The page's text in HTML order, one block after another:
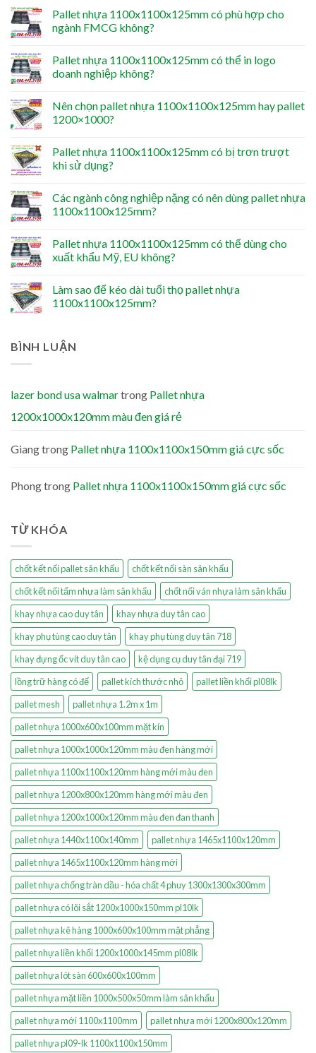
Pallet nhựa 1100x1100x125mm có phù hợp cho
ngành FMCG không?
Pallet nhựa 1100x1100x125mm có thể in logo
doanh nghiệp không?
Nên chọn pallet nhựa 1100x1100x125mm hay pallet
1200×1000?
Pallet nhựa 1100x1100x125mm có bị trơn trượt
khi sử dụng?
Các ngành công nghiệp nặng có nên dùng pallet nhựa
1100x1100x125mm?
Pallet nhựa 1100x1100x125mm có thể dùng cho
xuất khẩu Mỹ, EU không?
Làm sao để kéo dài tuổi thọ pallet nhựa
1100x1100x125mm?
BÌNH LUẬN
lazer bond usa walmartrong Pallet nhựa
1200x1000x120mm màu đen giá rẻ
Giangtrong Pallet nhựa 1100x1100x150mm giá cực sốc
Phongtrong Pallet nhựa 1100x1100x150mm giá cực sốc
TỪ KHÓA
chốt kết nối pallet sân khấu
chốt kết nối sàn sân khấu
chốt kết nối tấm nhựa làm sân khấu
chốt nối ván nhựa làm sân khấu
khay nhựa cao duy tân
khay nhựa duy tân cao
khay phụ tùng cao duy tân
khay phụ tùng duy tân 718
khay đựng ốc vít duy tân cao
kệ dụng cụ duy tân đại 719
lồng trữ hàng có đế
pallet kích thước nhỏ
pallet liền khối pl08lk
pallet mesh
pallet nhựa 1.2m x 1m
pallet nhựa 1000x600x100mm mặt kín
pallet nhựa 1000x1000x120mm màu đen hàng mới
pallet nhựa 1100x1100x120mm hàng mới màu đen
pallet nhựa 1200x800x120mm hàng mới màu đen
pallet nhựa 1200x1000x120mm màu đen đan thanh
pallet nhựa 1440x1100x140mm
pallet nhựa 1465x1100x120mm
pallet nhựa 1465x1100x120mm hàng mới
pallet nhựa chống tràn dầu - hóa chất 4 phuy 1300x1300x300mm
pallet nhựa có lõi sắt 1200x1000x150mm pl10lk
pallet nhựa kê hàng 1000x600x100mm mặt phẳng
pallet nhựa liền khối 1200x1000x145mm pl08lk
pallet nhựa lót sàn 600x600x100mm
pallet nhựa mặt liền 1000x500x50mm làm sân khấu
pallet nhựa mới 1100x1100mm
pallet nhựa mới 1200x800x120mm
pallet nhựa pl09-lk 1100x1100x150mm